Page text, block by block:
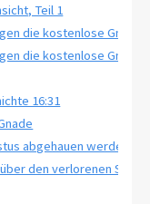
Teil 1
die kostenlose Gnade,
die kostenlose Gnade,
16:31
abgehauen werden?
den verlorenen Sohn,